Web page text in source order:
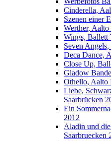
Cinderella,
Szenen einer
Werther, Aalto
Wings, Ballett
Seven
Deca Dance,
Close Up,
Gladow
Othello, Aalto
Liebe,
Saarbrücken
Ein
2012
Aladin und die
Saarbruecken